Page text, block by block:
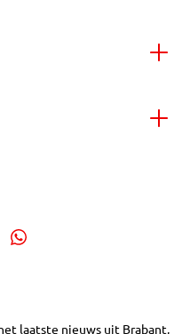
laatste nieuws uit Brabant,